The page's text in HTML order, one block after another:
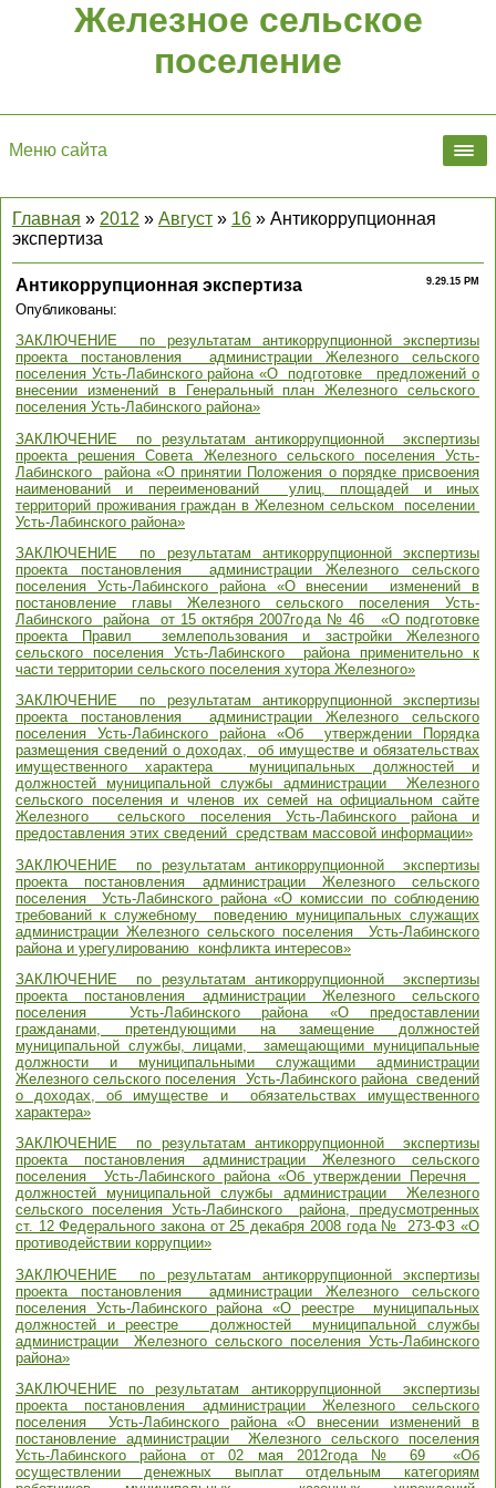
Железное сельское
поселение
Меню сайта
Главная » 2012 » Август » 16 » Антикоррупционная
экспертиза
9.29.15 PM
Антикоррупционная экспертиза
Опубликованы:
ЗАКЛЮЧЕНИЕ по результатам антикоррупционной экспертизы
проекта постановления администрации Железного сельского
поселения Усть-Лабинского района «О подготовке предложений о
внесении изменений в Генеральный план Железного сельского
поселения Усть-Лабинского района»
ЗАКЛЮЧЕНИЕ по результатам антикоррупционной экспертизы
проекта решения Совета Железного сельского поселения Усть-
Лабинского района «О принятии Положения о порядке присвоения
наименований и переименований улиц, площадей и иных
территорий проживания граждан в Железном сельском поселении
Усть-Лабинского района»
ЗАКЛЮЧЕНИЕ по результатам антикоррупционной экспертизы
проекта постановления администрации Железного сельского
поселения Усть-Лабинского района «О внесении изменений в
постановление главы Железного сельского поселения Усть-
Лабинского района от 15 октября 2007года № 46 «О подготовке
проекта Правил землепользования и застройки Железного
сельского поселения Усть-Лабинского района применительно к
части территории сельского поселения хутора Железного»
ЗАКЛЮЧЕНИЕ по результатам антикоррупционной экспертизы
проекта постановления администрации Железного сельского
поселения Усть-Лабинского района «Об утверждении Порядка
размещения сведений о доходах, об имуществе и обязательствах
имущественного характера муниципальных должностей и
должностей муниципальной службы администрации Железного
сельского поселения и членов их семей на официальном сайте
Железного сельского поселения Усть-Лабинского района и
предоставления этих сведений средствам массовой информации»
ЗАКЛЮЧЕНИЕ по результатам антикоррупционной экспертизы
проекта постановления администрации Железного сельского
поселения Усть-Лабинского района «О комиссии по соблюдению
требований к служебному поведению муниципальных служащих
администрации Железного сельского поселения Усть-Лабинского
района и урегулированию конфликта интересов»
ЗАКЛЮЧЕНИЕ по результатам антикоррупционной экспертизы
проекта постановления администрации Железного сельского
поселения Усть-Лабинского района «О предоставлении
гражданами, претендующими на замещение должностей
муниципальной службы, лицами, замещающими муниципальные
должности и муниципальными служащими администрации
Железного сельского поселения Усть-Лабинского района сведений
о доходах, об имуществе и обязательствах имущественного
характера»
ЗАКЛЮЧЕНИЕ по результатам антикоррупционной экспертизы
проекта постановления администрации Железного сельского
поселения Усть-Лабинского района «Об утверждении Перечня
должностей муниципальной службы администрации Железного
сельского поселения Усть-Лабинского района, предусмотренных
ст. 12 Федерального закона от 25 декабря 2008 года № 273-ФЗ «О
противодействии коррупции»
ЗАКЛЮЧЕНИЕ по результатам антикоррупционной экспертизы
проекта постановления администрации Железного сельского
поселения Усть-Лабинского района «О реестре муниципальных
должностей и реестре должностей муниципальной службы
администрации Железного сельского поселения Усть-Лабинского
района»
ЗАКЛЮЧЕНИЕ по результатам антикоррупционной экспертизы
проекта постановления администрации Железного сельского
поселения Усть-Лабинского района «О внесении изменений в
постановление администрации Железного сельского поселения
Усть-Лабинского района от 02 мая 2012года № 69 «Об
осуществлении денежных выплат отдельным категориям